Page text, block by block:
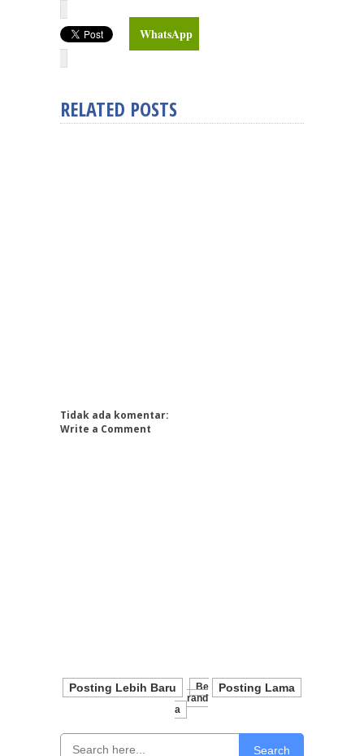
WhatsApp
RELATED POSTS
Tidak ada komentar:
Write a Comment
Posting Lebih Baru Posting Lama
Be
Rand
A
Search